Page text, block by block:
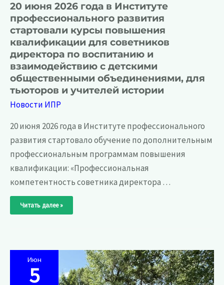
20 июня 2026 года в Институте
профессионального развития
стартовали курсы повышения
квалификации для советников
директора по воспитанию и
взаимодействию с детскими
общественными объединениями, для
тьюторов и учителей истории
Новости ИПР
20 июня 2026 года в Институте профессионального
развития стартовало обучение по дополнительным
профессиональным программам повышения
квалификации: «Профессиональная
компетентность советника директора …
июня
2026
стартовали
курсы
квалификации
для
Читать далее »
Июн
5